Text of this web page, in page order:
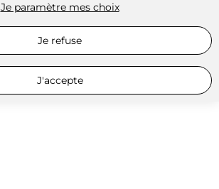
Je paramètre mes choix
Je refuse
J'accepte